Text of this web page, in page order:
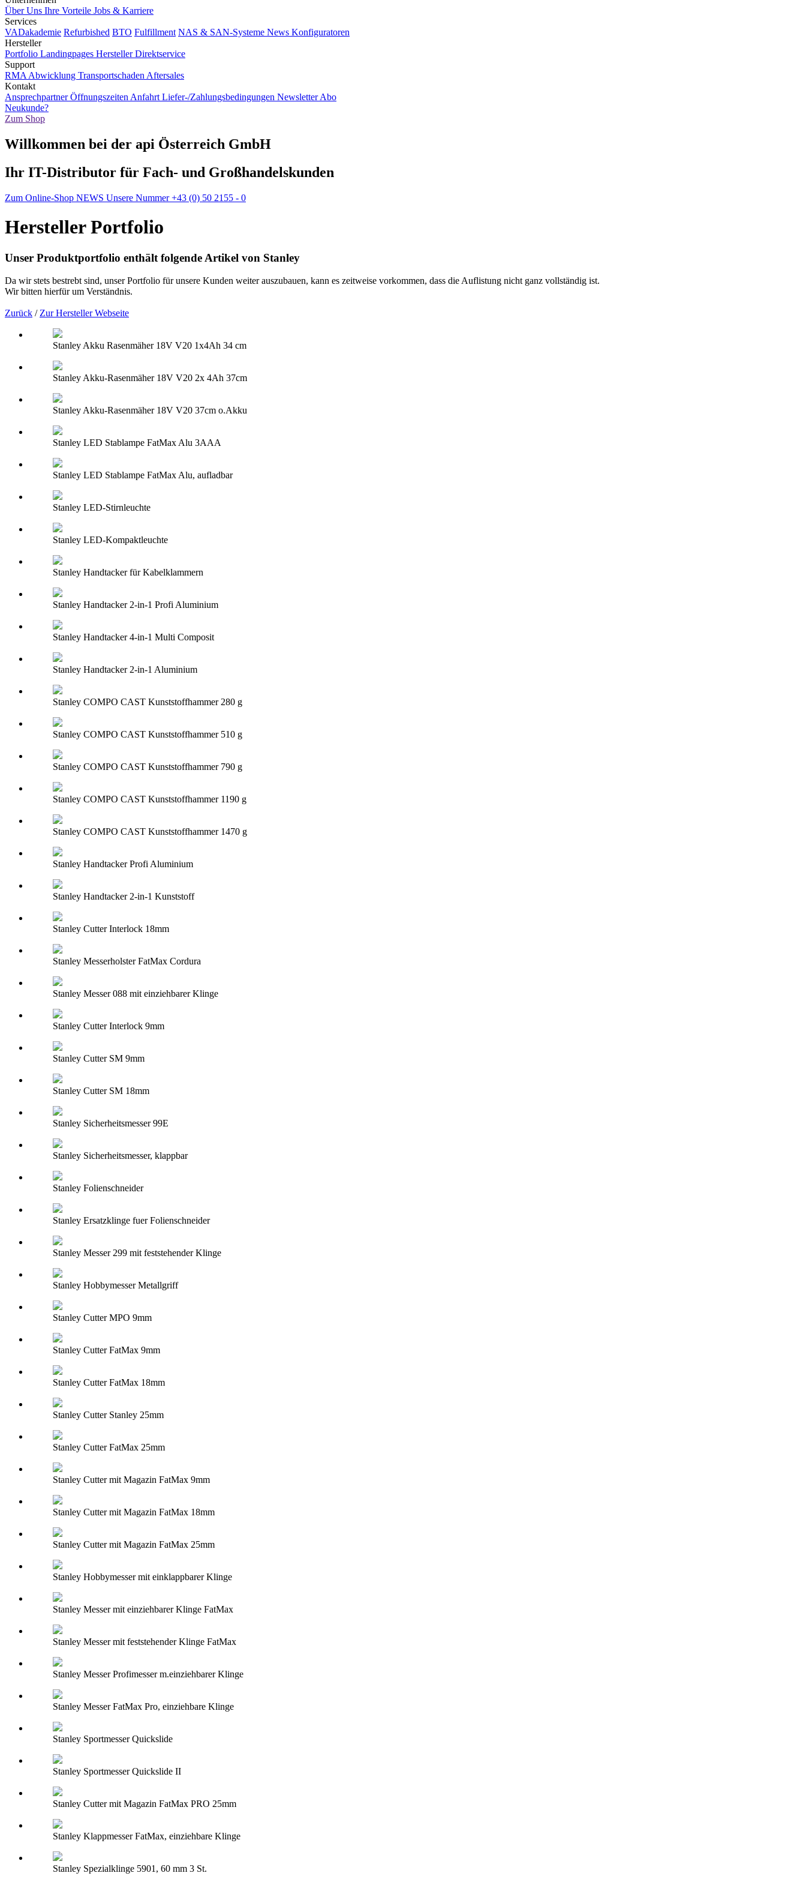
Über Uns Ihre Vorteile Jobs & Karriere
Services
VADakademie Refurbished BTO Fulfillment NAS & SAN-Systeme News Konfiguratoren
Hersteller
Portfolio Landingpages Hersteller Direktservice
Support
RMA Abwicklung Transportschaden Aftersales
Kontakt
AnsprechpartnerÖffnungszeiten Anfahrt Liefer-/Zahlungsbedingungen Newsletter Abo
Neukunde?
Zum Shop
Willkommen bei der api Österreich GmbH
Ihr IT-Distributor für Fach- und Großhandelskunden
Zum Online-Shop NEWS Unsere Nummer +43 (0) 50 2155 - 0
Hersteller Portfolio
Unser Produktportfolio enthält folgende Artikel von Stanley
Da wir stets bestrebt sind, unser Portfolio für unsere Kunden weiter auszubauen, kann es zeitweise vorkommen, dass die Auflistung nicht ganz vollständig ist.
Wir bitten hierfür um Verständnis.
Zurück / Zur Hersteller Webseite
Stanley Akku Rasenmäher 18V V20 1x4Ah 34 cm
Stanley Akku-Rasenmäher 18V V20 2x 4Ah 37cm
Stanley Akku-Rasenmäher 18V V20 37cm o.Akku
Stanley LED Stablampe FatMax Alu 3AAA
Stanley LED Stablampe FatMax Alu, aufladbar
Stanley LED-Stirnleuchte
Stanley LED-Kompaktleuchte
Stanley Handtacker für Kabelklammern
Stanley Handtacker 2-in-1 Profi Aluminium
Stanley Handtacker 4-in-1 Multi Composit
Stanley Handtacker 2-in-1 Aluminium
Stanley COMPO CAST Kunststoffhammer 280 g
Stanley COMPO CAST Kunststoffhammer 510 g
Stanley COMPO CAST Kunststoffhammer 790 g
Stanley COMPO CAST Kunststoffhammer 1190 g
Stanley COMPO CAST Kunststoffhammer 1470 g
Stanley Handtacker Profi Aluminium
Stanley Handtacker 2-in-1 Kunststoff
Stanley Cutter Interlock 18mm
Stanley Messerholster FatMax Cordura
Stanley Messer 088 mit einziehbarer Klinge
Stanley Cutter Interlock 9mm
Stanley Cutter SM 9mm
Stanley Cutter SM 18mm
Stanley Sicherheitsmesser 99E
Stanley Sicherheitsmesser, klappbar
Stanley Folienschneider
Stanley Ersatzklinge fuer Folienschneider
Stanley Messer 299 mit feststehender Klinge
Stanley Hobbymesser Metallgriff
Stanley Cutter MPO 9mm
Stanley Cutter FatMax 9mm
Stanley Cutter FatMax 18mm
Stanley Cutter Stanley 25mm
Stanley Cutter FatMax 25mm
Stanley Cutter mit Magazin FatMax 9mm
Stanley Cutter mit Magazin FatMax 18mm
Stanley Cutter mit Magazin FatMax 25mm
Stanley Hobbymesser mit einklappbarer Klinge
Stanley Messer mit einziehbarer Klinge FatMax
Stanley Messer mit feststehender Klinge FatMax
Stanley Messer Profimesser m.einziehbarer Klinge
Stanley Messer FatMax Pro, einziehbare Klinge
Stanley Sportmesser Quickslide
Stanley Sportmesser Quickslide II
Stanley Cutter mit Magazin FatMax PRO 25mm
Stanley Klappmesser FatMax, einziehbare Klinge
Stanley Spezialklinge 5901, 60 mm 3 St.